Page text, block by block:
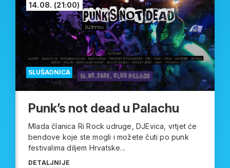
SLUŠAONICA
14.08. (21:00)
Punk’s not dead u Palachu
Mlada članica Ri Rock udruge, DJEvica, vrtjet će
bendove koje ste mogli i možete čuti po punk
festivalima diljem Hrvatske...
DETALJNIJE